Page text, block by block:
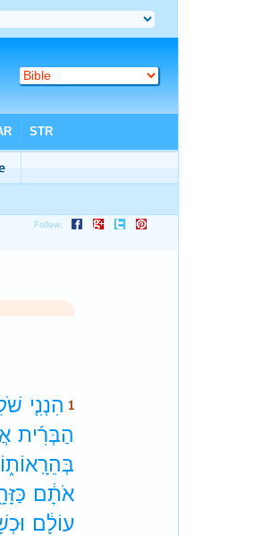
1 הִנְנִ֤י
הַבְּרִ֜ית
בְּהֵרָֽאוֹת֑וֹ
אֹתָ֔ם
עוֹלָ֔ם